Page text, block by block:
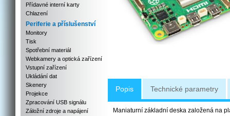
Přídavné interní karty
Chlazení
Periferie a příslušenství
Monitory
Tisk
Spotřební materiál
Webkamery a optická zařízení
Vstupní zařízení
Ukládání dat
Skenery
Projekce
Zpracování USB signálu
Záložní zdroje a napájení
Popis Technické parametry
Maniaturní základní deska založená na